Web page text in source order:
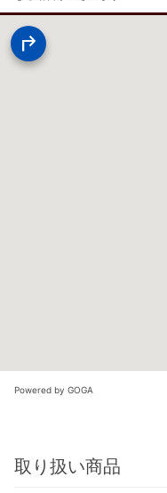
Powered by GOGA
取り扱い商品